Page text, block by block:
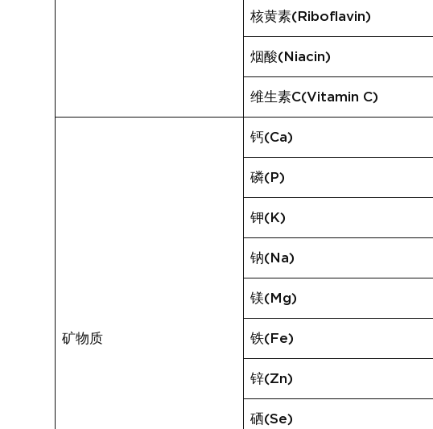
核黄素(Riboflavin)
烟酸(Niacin)
维生素C(Vitamin C)
矿物质
钙(Ca)
磷(P)
钾(K)
钠(Na)
镁(Mg)
铁(Fe)
锌(Zn)
硒(Se)